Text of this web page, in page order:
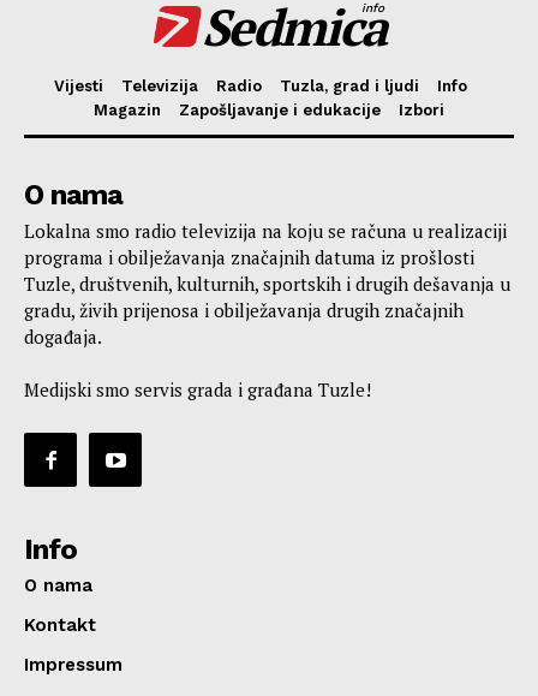
Sedmica
info
Vijesti Televizija Radio Tuzla, grad i ljudi
Info
Magazin
Zapošljavanje i edukacije Izbori
O nama
Lokalna smo radio televizija na koju se računa u realizaciji
programa i obilježavanja značajnih datuma iz prošlosti
Tuzle, društvenih, kulturnih, sportskih i drugih dešavanja u
gradu, živih prijenosa i obilježavanja drugih značajnih
događaja.
Medijski smo servis grada i građana Tuzle!
Info
O nama
Kontakt
Impressum